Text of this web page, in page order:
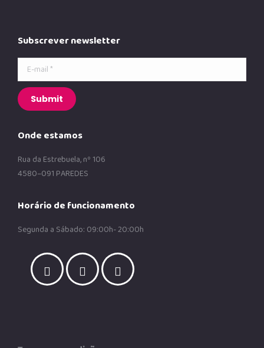
Subscrever newsletter
E-mail *
Submit
Onde estamos
Rua da Estrebuela, nº 106
4580–091 PAREDES
Horário de funcionamento
Segunda a Sábado: 09:00h- 20:00h